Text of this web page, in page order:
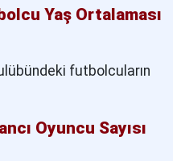
Yaş Ortalaması
futbolcuların
Oyuncu Sayısı